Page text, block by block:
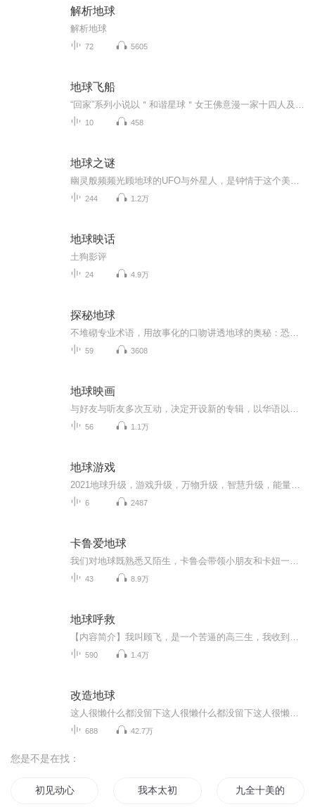
解析地球
解析地球
72 5605
地球飞船
10 458
地球之谜
244 1.2万
地球映话
土狗影评
24 4.9万
探秘地球
59 3608
地球映画
56 1.1万
地球游戏
6 2487
卡鲁爱地球
43 8.9万
地球呼救
590 1.4万
改造地球
688 42.7万
您是不是在找：
初见动心 我本太初 九全十美的初恋